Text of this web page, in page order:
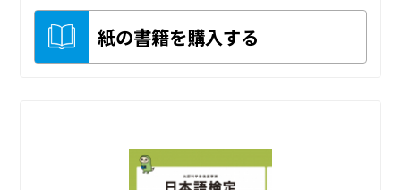
紙の書籍を購入する